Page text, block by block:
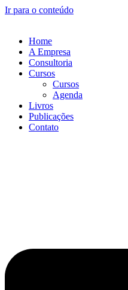
Ir para o conteúdo
Home
A Empresa
Consultoria
Cursos
Cursos
Agenda
Livros
Publicações
Contato